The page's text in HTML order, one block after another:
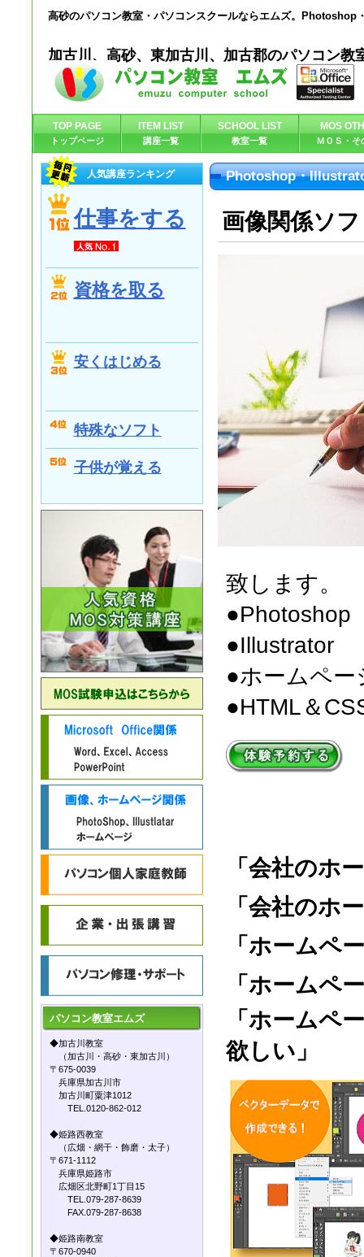
高砂のパソコン教室・パソコンスクールならエムズ。
加古川、高砂、東加古川、加古郡のパソコン教
Photoshop・
画像関係ソ
致します。
●Photoshop
●Illustrator
●ホームペー
●HTML＆
「 会社のホ
「 会社のホ
「ホームペ
「 ホームペ
「 ホームペ
欲しい」
TOP PAGE
トップページ
ITEM LIST
講座一覧
SCHOOL LIST
教室一覧
MOS
ＭＯＳ・そ
人気講座ランキング
仕事をする
資格を取る
安くはじめる
特殊なソフト
子供が覚える
パソコン教室エムズ
◆加古川教室
（加古川・高砂・東加古川）
〒675-0039
兵庫県加古川市
加古川町粟津1012
TEL.0120-862-012
◆姫路西教室
（広畑・網干・飾磨・太子）
〒671-1112
兵庫県姫路市
広畑区北野町1丁目15
TEL.079-287-8639
FAX.079-287-8638
◆姫路南教室
〒670-0940